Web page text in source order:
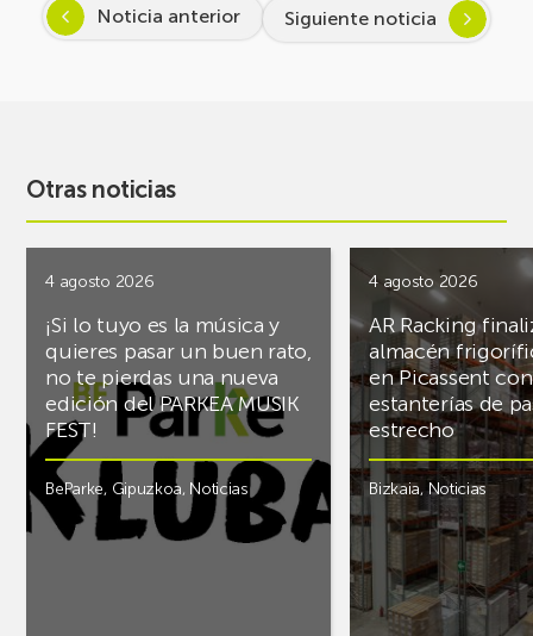
Noticia anterior Siguiente noticia
Otras noticias
4 agosto 2026
¡Si lo tuyo es la música y
quieres pasar un buen rato,
no te pierdas una nueva
edición del PARKEA MUSIK
FEST!
BeParke, Gipuzkoa, Noticias
4 agosto 2026
AR Racking
almacén
en Picassent con
estanterías de
estrecho
Bizkaia,Noticias